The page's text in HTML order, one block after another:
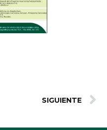
SIGUIENTE